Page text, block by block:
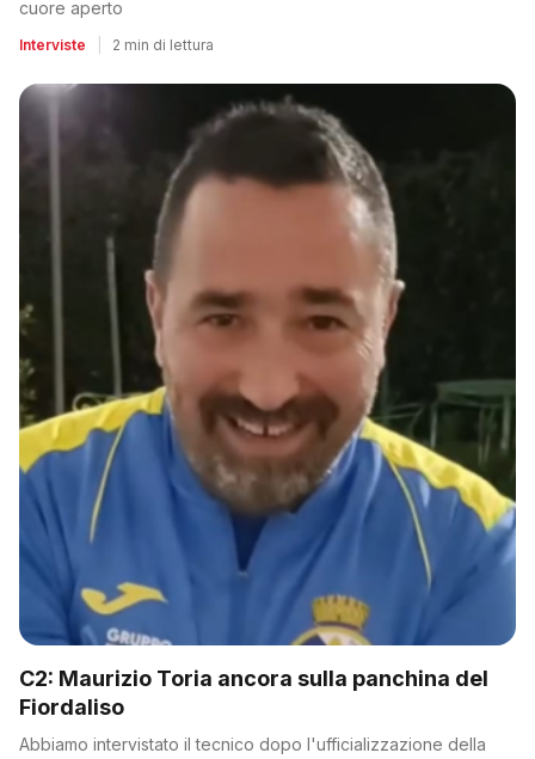
cuore aperto
Interviste 2 min di lettura
C2: Maurizio Toria ancora sulla panchina del
Fiordaliso
Abbiamo intervistato il tecnico dopo l'ufficializzazione della